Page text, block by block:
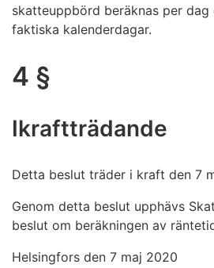
skatteuppbörd beräknas per dag
faktiska kalenderdagar.
4 §
Ikraftträdande
Detta beslut träder i kraft den 7
Genom detta beslut upphävs
beslut om beräkningen av
Helsingfors den 7 maj 2020